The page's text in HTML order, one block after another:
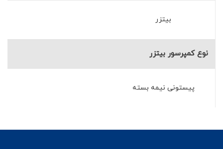
بیتزر
نوع کمپرسور بیتزر
پیستونی نیمه بسته